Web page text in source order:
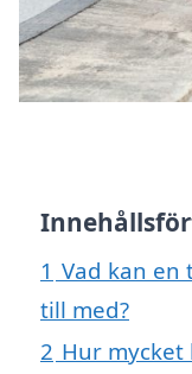
1 Vad kan en
till med?
2 Hur